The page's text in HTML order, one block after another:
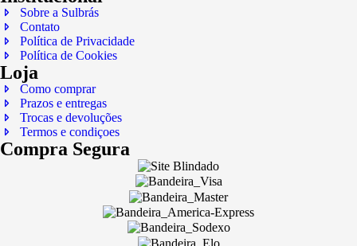
Sobre a Sulbrás
Contato
Política de Privacidade
Política de Cookies
Loja
Como comprar
Prazos e entregas
Trocas e devoluções
Termos e condiçoes
Compra Segura